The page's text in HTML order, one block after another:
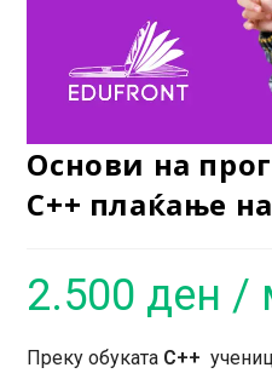
Основи на
C++ плаќање
2.500 ден /
Преку обуката C++